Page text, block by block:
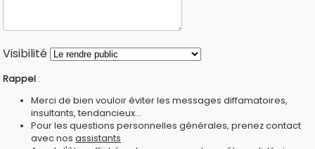
Visibilité
Rappel :
Merci de bien vouloir éviter les messages diffamatoires,
insultants, tendancieux...
Pour les questions personnelles générales, prenez contact
avec nos assistants